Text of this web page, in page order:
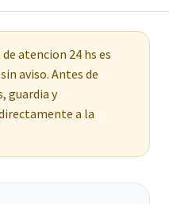
atencion 24 hs es
aviso. Antes de
guardia y
a la